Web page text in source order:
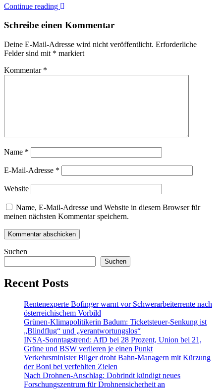
Continue reading
Schreibe einen Kommentar
Deine E-Mail-Adresse wird nicht veröffentlicht. Erforderliche
Felder sind mit * markiert
Kommentar *
Name *
E-Mail-Adresse *
Website
Name, E-Mail-Adresse und Website in diesem Browser für
meinen nächsten Kommentar speichern.
Suchen
Suchen
Recent Posts
Rentenexperte Bofinger warnt vor Schwerarbeiterrente nach
österreichischem Vorbild
Grünen-Klimapolitikerin Badum: Ticketsteuer-Senkung ist
„Blindflug“ und „verantwortungslos“
INSA-Sonntagstrend: AfD bei 28 Prozent, Union bei 21,
Grüne und BSW verlieren je einen Punkt
Verkehrsminister Bilger droht Bahn-Managern mit Kürzung
der Boni bei verfehlten Zielen
Nach Drohnen-Anschlag: Dobrindt kündigt neues
Forschungszentrum für Drohnensicherheit an